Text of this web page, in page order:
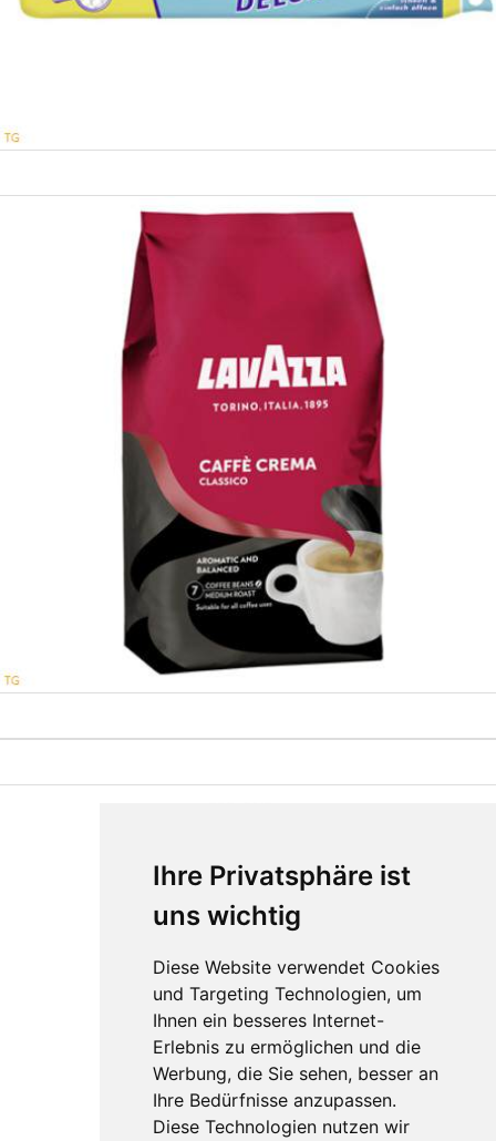
Ihre Privatsphäre ist
uns wichtig
Diese Website verwendet Cookies
und Targeting Technologien, um
Ihnen ein besseres Internet-
Erlebnis zu ermöglichen und die
Werbung, die Sie sehen, besser an
Ihre Bedürfnisse anzupassen.
Diese Technologien nutzen wir